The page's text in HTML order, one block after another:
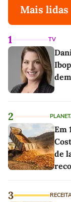
Mais lidas
1 TV
2
Em
de
3